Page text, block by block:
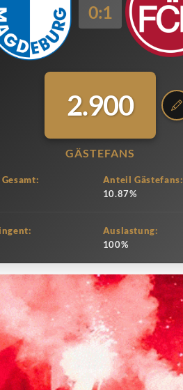
0:1
2.900
GÄSTEFANS
Anteil Gästefans:
10.87%
Auslastung:
100%